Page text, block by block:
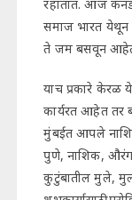
रहातात. आज
समाज भारत येथून
ते जम बसवून
याच प्रकारे केरळ
कार्यरत आहेत तर
मुंबईत आपले
पुणे, नाशिक,
कुटुंबातील मुले,